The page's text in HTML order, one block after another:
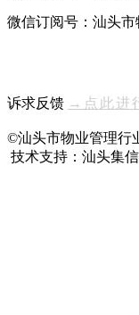
微信订阅号：汕头
诉求反馈 →点此进
©汕头市物业管理行
技术支持：汕头集